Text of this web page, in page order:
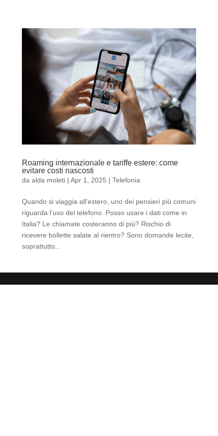
Roaming internazionale e tariffe estere: come
evitare costi nascosti
da alda moleti| Apr 1, 2025 | Telefonia
Quando si viaggia all’estero, uno dei pensieri più comuni
riguarda l’uso del telefono. Posso usare i dati come in
Italia? Le chiamate costeranno di più? Rischio di
ricevere bollette salate al rientro? Sono domande lecite,
soprattutto...